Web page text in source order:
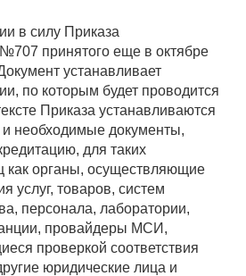
в силу Приказа
принятого еще в октябре
устанавливает
по которым будет проводится
Приказа устанавливаются
необходимые документы,
для таких
как органы, осуществляющие
услуг, товаров, систем
персонала, лаборатории,
провайдеры МСИ,
проверкой соответствия
юридические лица и